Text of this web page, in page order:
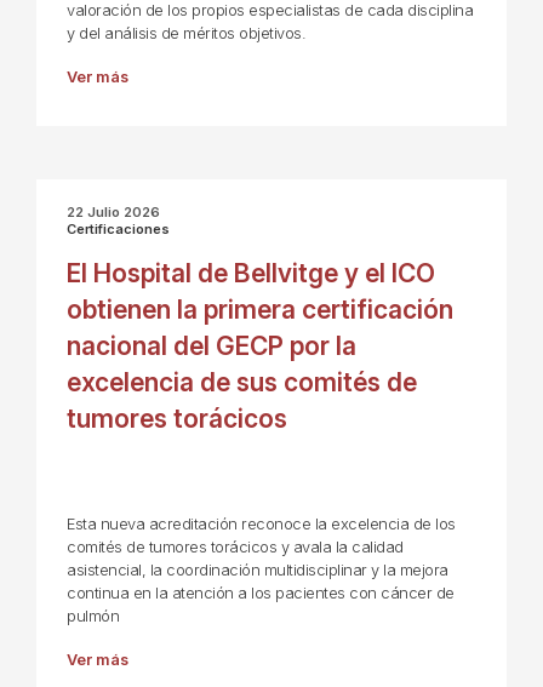
valoración de los propios especialistas de cada disciplina
y del análisis de méritos objetivos.
Ver más
22 Julio 2026
Certificaciones
El Hospital de Bellvitge y el ICO
obtienen la primera certificación
nacional del GECP por la
excelencia de sus comités de
tumores torácicos
Esta nueva acreditación reconoce la excelencia de los
comités de tumores torácicos y avala la calidad
asistencial, la coordinación multidisciplinar y la mejora
continua en la atención a los pacientes con cáncer de
pulmón
Ver más